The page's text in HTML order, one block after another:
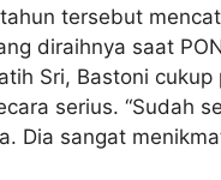
tersebut
diraihnya saat
Sri, Bastoni
serius. “Sudah
Dia sangat